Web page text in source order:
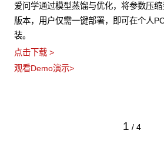
爱问学通过模型蒸馏与优化，将参数压
版本，用户仅需一键部署，即可在个人
装。
点击下载 >
观看Demo演示>
1 / 4